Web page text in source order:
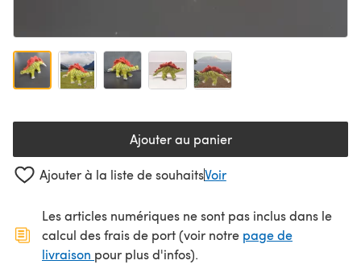
Ajouter au panier
Ajouter à la liste de souhaitsVoir
Les articles numériques ne sont pas inclus dans le
calcul des frais de port (voir notre page de
livraison (s'ouvre dans un nouvel onglet)
pour plus d'infos).